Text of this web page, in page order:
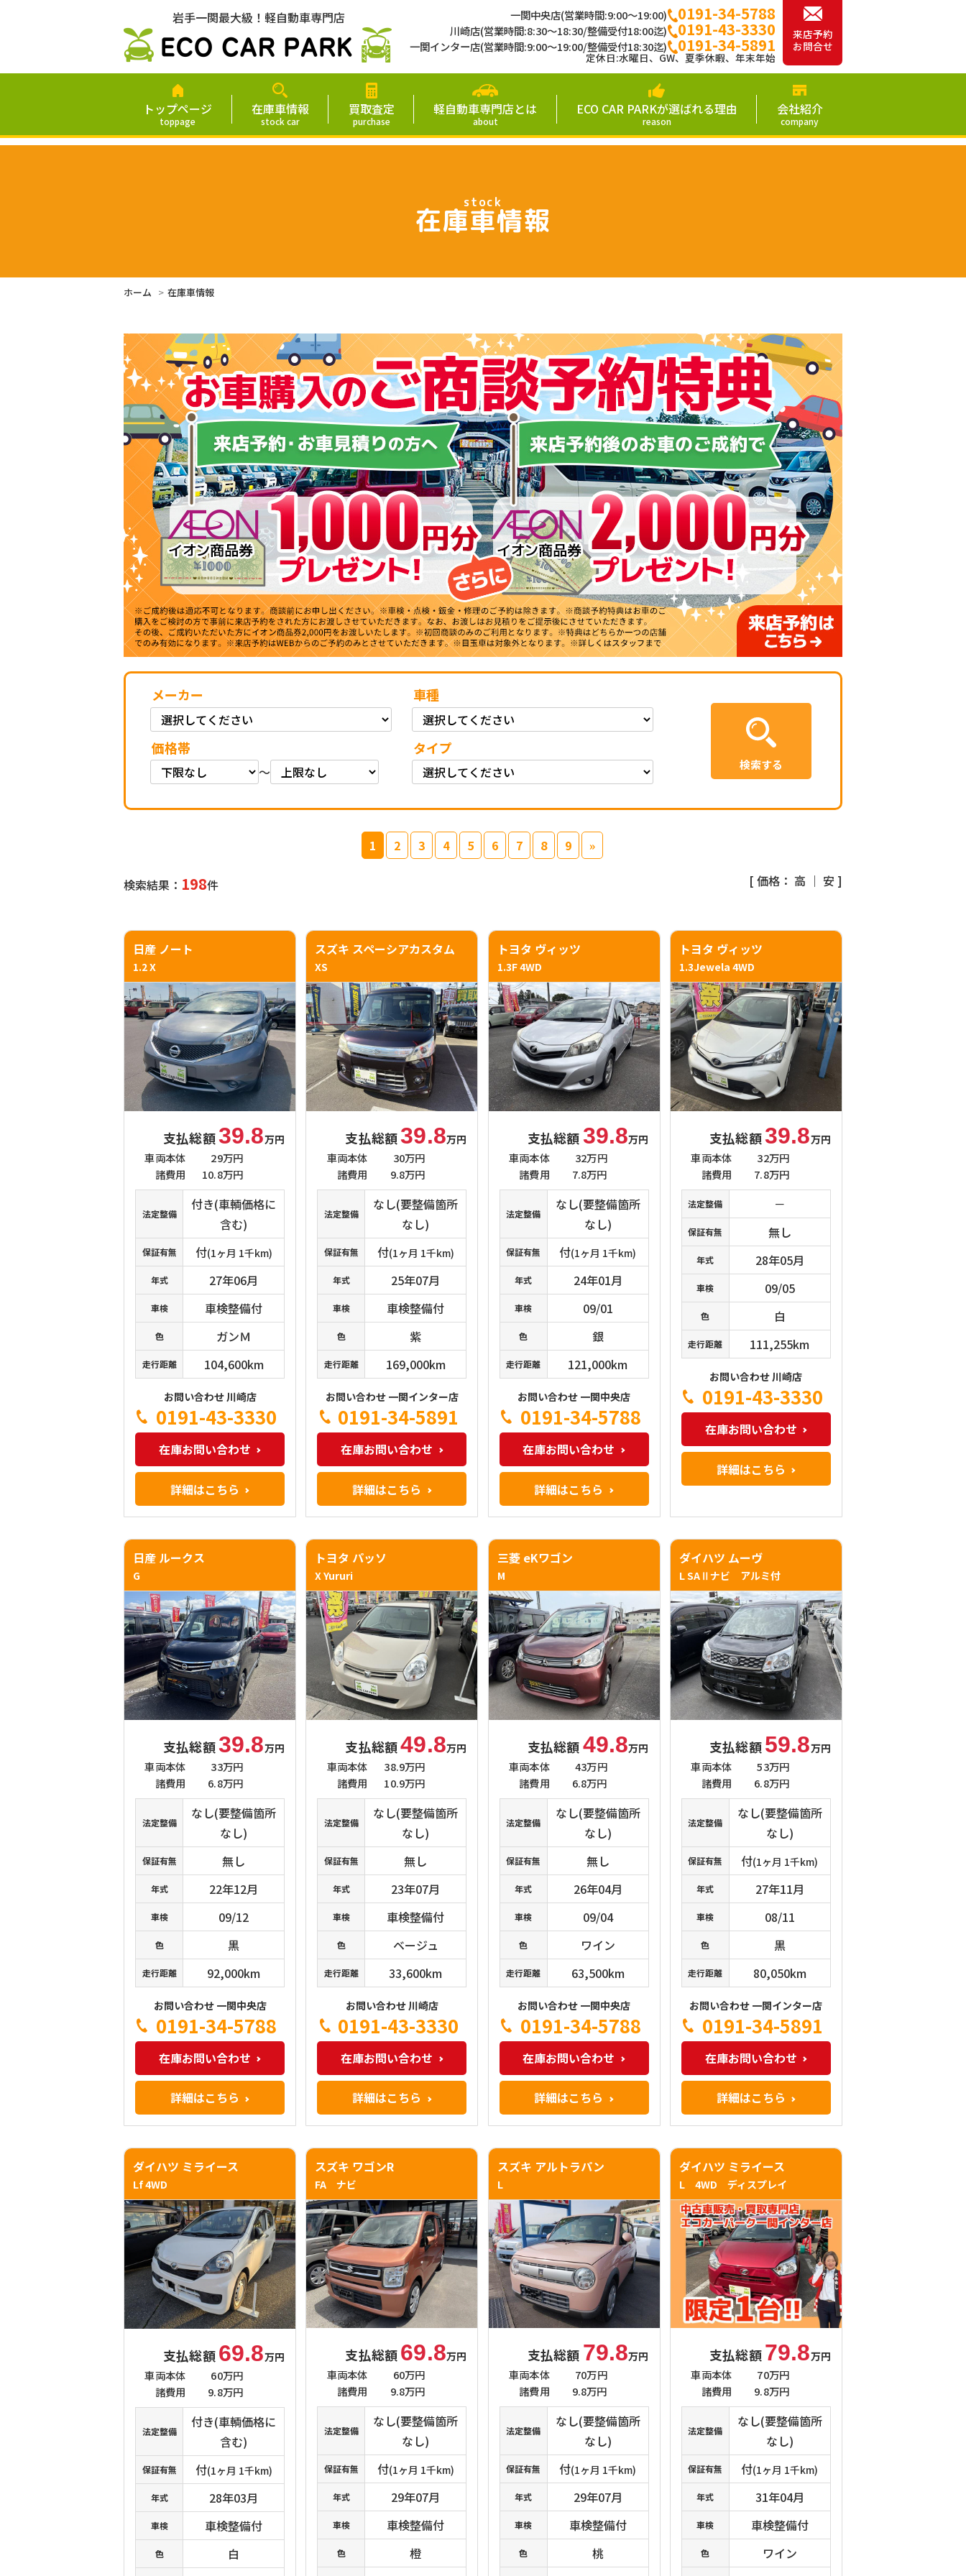
岩手一関最大級！軽自動車専門店 一関中央店(営業時間:9:00〜19:00) 0191-34-5788
川崎店(営業時間:8:30～18:30/整備受付18:00迄) 0191-43-3330
一関インター店(営業時間:9:00〜19:00/整備受付18:30迄) 0191-34-5891
定休日:水曜日、GW、夏季休暇、年末年始
来店予約
お問合せ
トップページ
toppage
在庫車情報
stock car
買取査定
purchase
軽自動車専門店とは
about
ECO CAR PARKが選ばれる理由
reason
会社紹介
company
stock
在庫車情報
ホーム 在庫車情報
メーカー 車種
価格帯
～
タイプ
1 2 3 4 5 6 7 8 9 »
検索結果： 198件 [ 価格： 高 ｜ 安 ]
日産 ノート
1.2 X
支払総額39.8万円
車両本体
29万円
諸費用
10.8万円
法定整備
付き(車輌価格に
含む)
保証有無 付(1ヶ月 1千km)
年式 27年06月
車検 車検整備付
色 ガンＭ
走行距離 104,600km
お問い合わせ 川崎店
0191-43-3330
在庫お問い合わせ
詳細はこちら
スズキ スペーシアカスタム
XS
支払総額39.8万円
車両本体
30万円
諸費用
9.8万円
法定整備
なし(要整備箇所
なし)
保証有無 付(1ヶ月 1千km)
年式 25年07月
車検 車検整備付
色 紫
走行距離 169,000km
お問い合わせ 一関インター店
0191-34-5891
在庫お問い合わせ
詳細はこちら
トヨタ ヴィッツ
1.3F 4WD
支払総額 39.8万円
車両本体
32万円
諸費用
7.8万円
法定整備
なし(要整備箇所
なし)
保証有無 付(1ヶ月 1千km)
年式 24年01月
車検 09/01
色 銀
走行距離 121,000km
お問い合わせ 一関中央店
0191-34-5788
在庫お問い合わせ
詳細はこちら
トヨタ ヴィッツ
1.3Jewela 4WD
支払総額39.8万円
車両本体
32万円
諸費用
7.8万円
法定整備 －
保証有無 無し
年式 28年05月
車検 09/05
色 白
走行距離 111,255km
お問い合わせ 川崎店
0191-43-3330
在庫お問い合わせ
詳細はこちら
日産 ルークス
G
支払総額39.8万円
車両本体
33万円
諸費用
6.8万円
法定整備
なし(要整備箇所
なし)
保証有無 無し
年式 22年12月
車検 09/12
色 黒
走行距離 92,000km
お問い合わせ 一関中央店
0191-34-5788
在庫お問い合わせ
詳細はこちら
トヨタ パッソ
X Yururi
支払総額49.8万円
車両本体
38.9万円
諸費用
10.9万円
法定整備
なし(要整備箇所
なし)
保証有無 無し
年式 23年07月
車検 車検整備付
色 ベージュ
走行距離 33,600km
お問い合わせ 川崎店
0191-43-3330
在庫お問い合わせ
詳細はこちら
三菱 eKワゴン
M
支払総額 49.8万円
車両本体
43万円
諸費用
6.8万円
法定整備
なし(要整備箇所
なし)
保証有無 無し
年式 26年04月
車検 09/04
色 ワイン
走行距離 63,500km
お問い合わせ 一関中央店
0191-34-5788
在庫お問い合わせ
詳細はこちら
ダイハツ ムーヴ
L SAⅡナビ アルミ付
支払総額 59.8万円
車両本体
53万円
諸費用
6.8万円
法定整備
なし(要整備箇所
なし)
保証有無 付(1ヶ月 1千km)
年式 27年11月
車検 08/11
色 黒
走行距離 80,050km
お問い合わせ 一関インター店
0191-34-5891
在庫お問い合わせ
詳細はこちら
ダイハツ ミライース
Lf 4WD
支払総額 69.8万円
車両本体
60万円
諸費用
9.8万円
法定整備
付き(車輌価格に
含む)
保証有無 付(1ヶ月 1千km)
年式 28年03月
車検 車検整備付
色 白
スズキ ワゴンR
FA ナビ
支払総額 69.8万円
車両本体
60万円
諸費用
9.8万円
法定整備
なし(要整備箇所
なし)
保証有無 付(1ヶ月 1千km)
年式 29年07月
車検 車検整備付
色 橙
スズキ アルトラパン
L
支払総額 79.8万円
車両本体
70万円
諸費用
9.8万円
法定整備
なし(要整備箇所
なし)
保証有無 付(1ヶ月 1千km)
年式 29年07月
車検 車検整備付
色 桃
ダイハツ ミライース
L 4WD ディスプレイ
支払総額 79.8万円
車両本体
70万円
諸費用
9.8万円
法定整備
なし(要整備箇所
なし)
保証有無 付(1ヶ月 1千km)
年式 31年04月
車検 車検整備付
色 ワイン